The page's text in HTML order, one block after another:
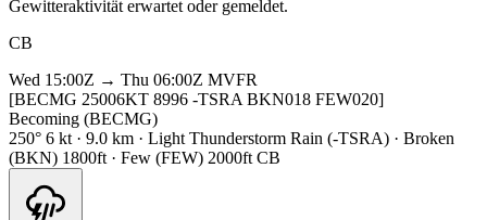
Gewitteraktivität erwartet oder gemeldet.
CB
Wed 15:00Z → Thu 06:00Z MVFR
[BECMG 25006KT 8996 -TSRA BKN018 FEW020]
Becoming (BECMG)
250° 6 kt · 9.0 km · Light Thunderstorm Rain (-TSRA) · Broken
(BKN) 1800ft · Few (FEW) 2000ft CB